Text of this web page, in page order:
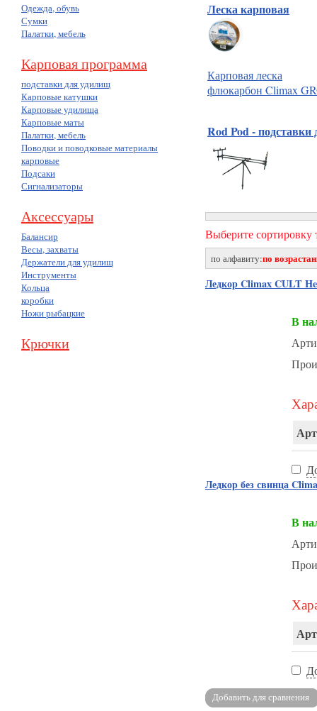
Одежда, обувь
Сумки
Палатки, мебель
Карповая программа
подставки для удилищ
Карповые катушки
Карповые удилища
Карповые маты
Палатки, мебель
Поводки и поводковые материалы
карповые
Подсаки
Сигнализаторы
Аксессуары
Балансир
Весы, захваты
Держатели для удилищ
Инструменты
Кольца
коробки
Ножи рыбацкие
Крючки
Леска карповая
Карповая леска
флюкарбон Climax
Rod Pod -
Выберите сортировку
по алфавиту:по
Ледкор Climax CULT
В
Ледкор без свинца
В